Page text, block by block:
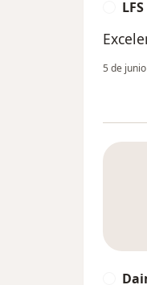
LFS
5 de